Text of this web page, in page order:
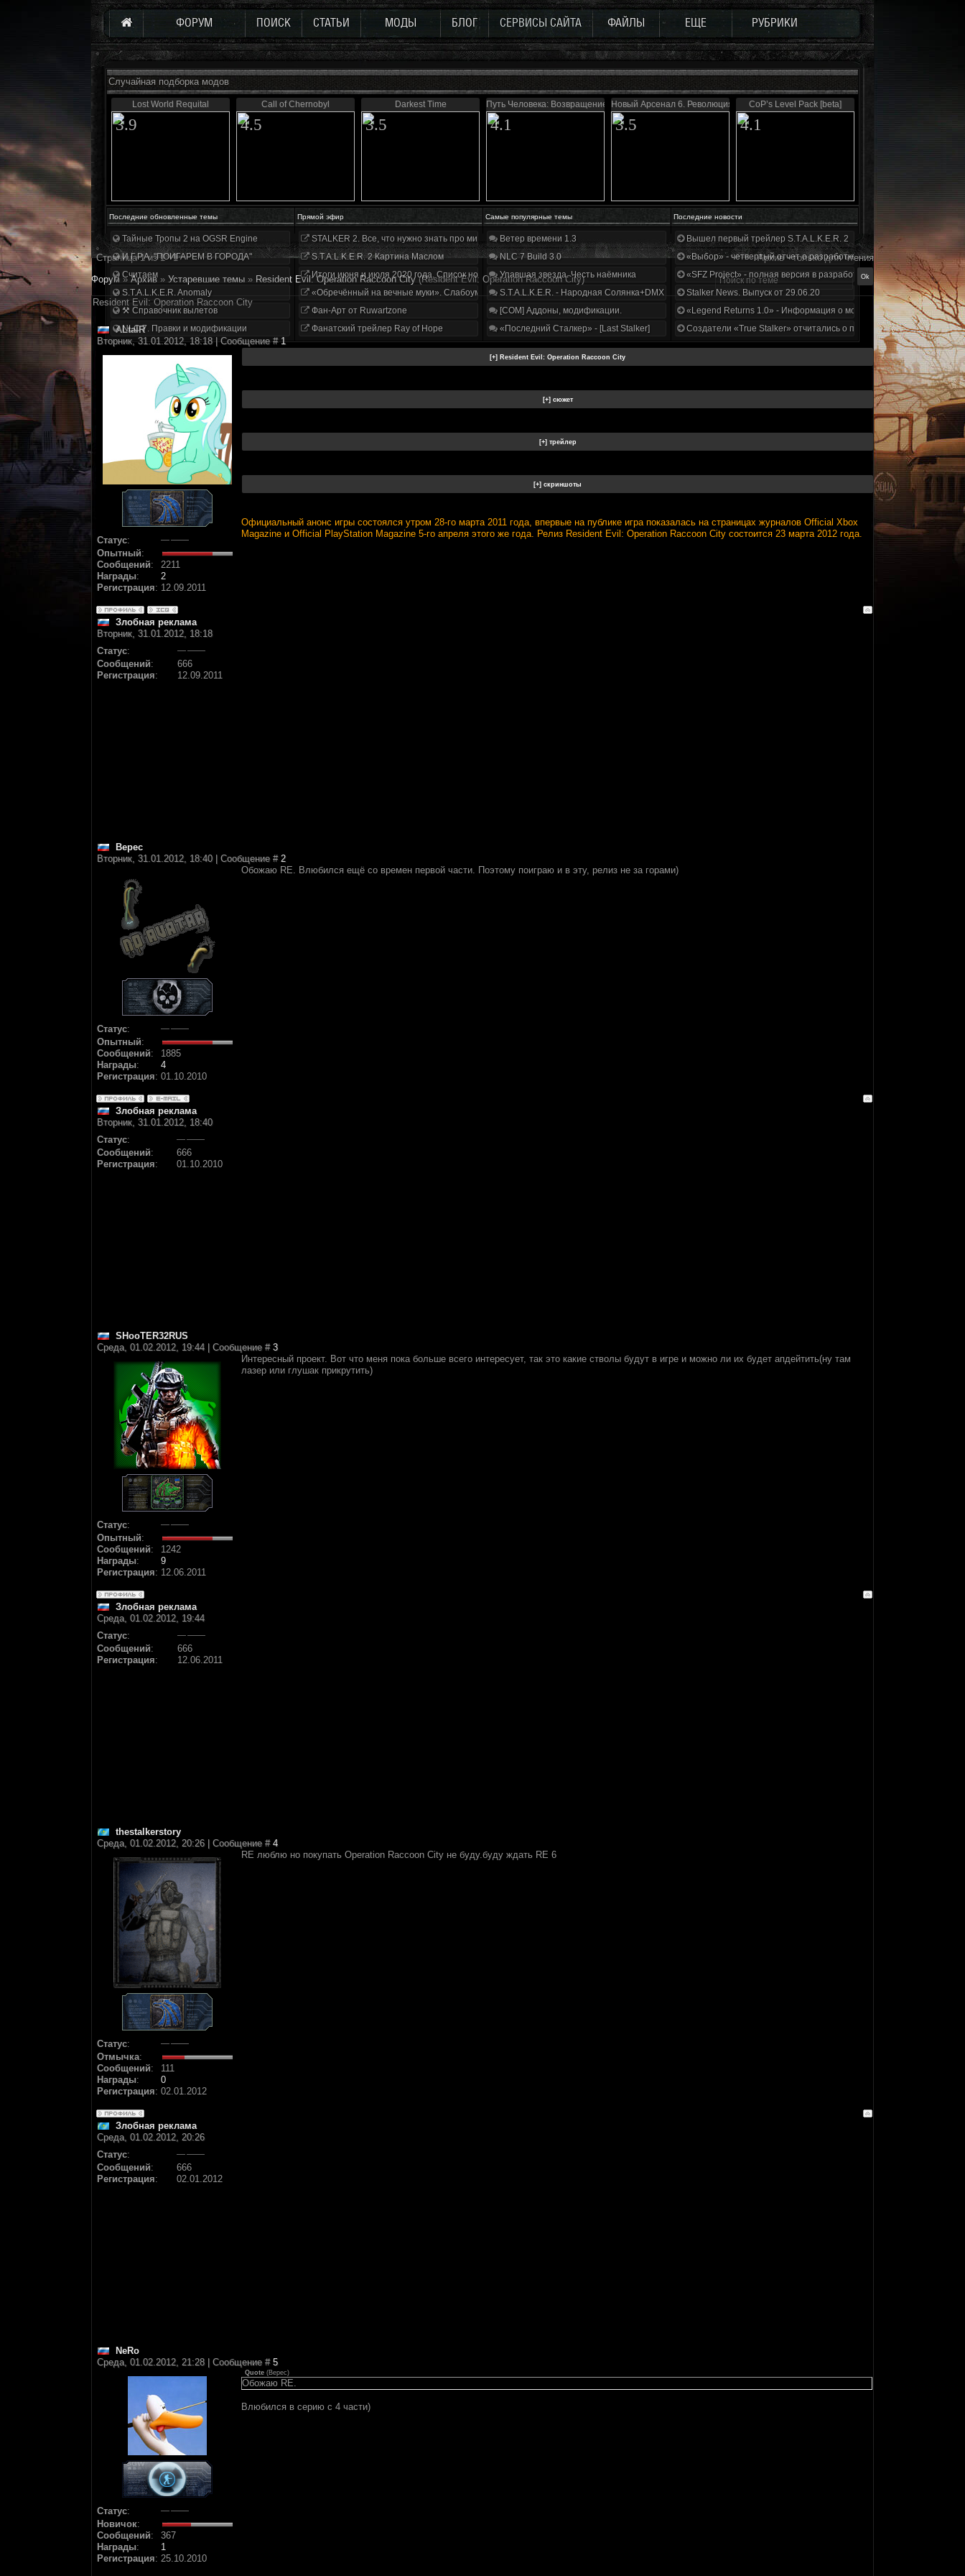
ФОРУМ ПОИСК СТАТЬИ МОДЫ БЛОГ СЕРВИСЫ САЙТА ФАЙЛЫ ЕЩЕ РУБРИКИ
Случайная подборка модов
Lost World Requital
3.9
Call of Chernobyl
4.5
Darkest Time
3.5
Путь Человека: Возвращение
4.1
Новый Арсенал 6. Революция
3.5
CoP’s Level Pack [beta]
4.1
Последние обновленные темы Прямой эфир Самые популярные темы Последние новости
Тайные Тропы 2 на OGSR Engine
И.Г.Р.А. "ПОИГАРЕМ В ГОРОДА"
Считаем
S.T.A.L.K.E.R. Anomaly
⚒ Справочник вылетов
NLC 7. Правки и модификации
STALKER 2. Все, что нужно знать про мир, геймплей и сюжет | Разбор трейлера
S.T.A.L.K.E.R. 2 Картина Маслом
Итоги июня и июля 2020 года. Список нововведений
«Обречённый на вечные муки». Слабоумие и отвага
Фан-Арт от Ruwartzone
Фанатский трейлер Ray of Hope
Ветер времени 1.3
NLC 7 Build 3.0
Упавшая звезда. Честь наёмника
S.T.A.L.K.E.R. - Народная Солянка+DMX 1.3.5.ООП.МА.К.
[COM] Аддоны, модификации.
«Последний Сталкер» - [Last Stalker]
Вышел первый трейлер S.T.A.L.K.E.R. 2
«Выбор» - четвертый отчет о разработке!
«SFZ Project» - полная версия в разработке!
Stalker News. Выпуск от 29.06.20
«Legend Returns 1.0» - Информация о моде за июнь 2020
Создатели «True Stalker» отчитались о проделанной работе
Страница1из1 1
Архив - только для чтения
Форум » Архив » Устаревшие темы » Resident Evil: Operation Raccoon City (Resident Evil: Operation Raccoon City)
Resident Evil: Operation Raccoon City
ALtaIR
Вторник, 31.01.2012, 18:18 | Сообщение #1
Статус:
Опытный:
Сообщений:
2211
Награды:
2
Регистрация: 12.09.2011
Официальный анонс игры состоялся утром 28-го марта 2011 года, впервые на публике игра показалась на страницах журналов Official Xbox
Magazine и Official PlayStation Magazine 5-го апреля этого же года. Релиз Resident Evil: Operation Raccoon City состоится 23 марта 2012 года.
Злобная реклама
Вторник, 31.01.2012, 18:18
Статус:
Сообщений:
666
Регистрация: 12.09.2011
Верес
Вторник, 31.01.2012, 18:40 | Сообщение # 2
Статус:
Опытный:
Сообщений:
1885
Награды:
4
Регистрация: 01.10.2010
Обожаю RE. Влюбился ещё со времен первой части. Поэтому поиграю и в эту, релиз не за горами)
Злобная реклама
Вторник, 31.01.2012, 18:40
Статус:
Сообщений:
666
Регистрация: 01.10.2010
SHooTER32RUS
Среда, 01.02.2012, 19:44 | Сообщение # 3
Статус:
Опытный:
Сообщений:
1242
Награды:
9
Регистрация: 12.06.2011
Интересный проект. Вот что меня пока больше всего интересует, так это какие стволы будут в игре и можно ли их будет апдейтить(ну там
лазер или глушак прикрутить)
Злобная реклама
Среда, 01.02.2012, 19:44
Статус:
Сообщений:
666
Регистрация: 12.06.2011
thestalkerstory
Среда, 01.02.2012, 20:26 | Сообщение # 4
Статус:
Отмычка:
Сообщений:
111
Награды:
0
Регистрация: 02.01.2012
RE люблю но покупать Operation Raccoon City не буду.буду ждать RE 6
Злобная реклама
Среда, 01.02.2012, 20:26
Статус:
Сообщений:
666
Регистрация: 02.01.2012
NeRo
Среда, 01.02.2012, 21:28 | Сообщение # 5
Статус:
Новичок:
Сообщений:
367
Награды:
1
Регистрация: 25.10.2010
Quote (Верес)
Обожаю RE.
Влюбился в серию с 4 части)